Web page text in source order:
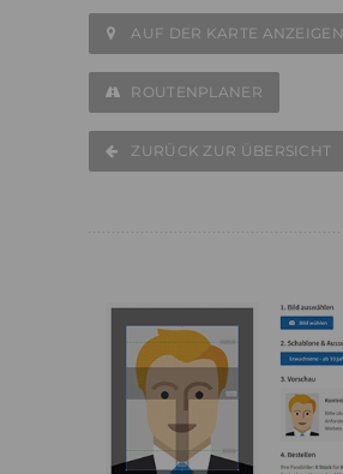
AUF DER KARTE ANZEIGEN
ROUTENPLANER
ZURÜCK ZUR ÜBERSICHT